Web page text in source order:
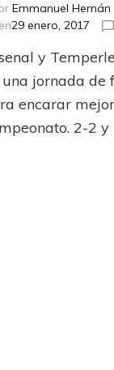
Emmanuel Hernán
en29 enero, 2017
y
una jornada de
encarar
2-2